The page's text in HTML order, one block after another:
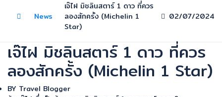
News
เจ๊ไฝ มิชลินสตาร์ 1 ดาว ที่ควร
ลองสักครั้ง (Michelin 1
Star)
02/07/2024
เจ๊ไฝ มิชลินสตาร์ 1 ดาว ที่ควร
ลองสักครั้ง (Michelin 1 Star)
BY Travel Blogger